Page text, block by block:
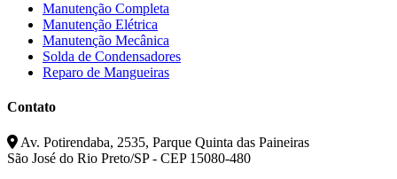
Manutenção Completa
Manutenção Elétrica
Manutenção Mecânica
Solda de Condensadores
Reparo de Mangueiras
Contato
Av. Potirendaba, 2535, Parque Quinta das Paineiras
São José do Rio Preto/SP - CEP 15080-480